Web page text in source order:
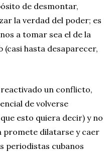
de desmontar,
la verdad del poder; es
a tomar sea el de la
hasta desaparecer,
reactivado un conflicto,
de volverse
esto quiera decir) y no
promete dilatarse y caer
periodistas cubanos